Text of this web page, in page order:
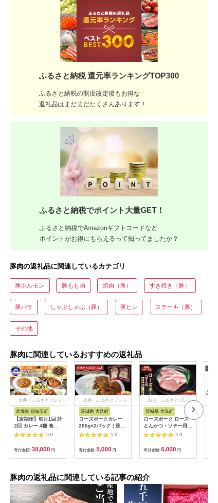
ふるさと納税 還元率ランキングTOP300
ふるさと納税の制度改定後もお得な
返礼品はまだまだたくさんあります！
ふるさと納税でポイント大量GET！
ふるさと納税でAmazonギフトコードなど
ポイントがお得にもらえるって知ってましたか？
豚肉の返礼品に関連しているカテゴリ
豚ホルモン 豚もも肉 焼肉（豚） すき焼き（豚）
豚バラ しゃぶしゃぶ（豚） 豚ヒレ ステーキ（豚）
その他
豚肉に関連しているおすすめの返礼品
出典：ふるさとプレミ
北海道 倶知安町
【定期便】毎月1回 計
2回 カレー 4種 食べ
比べ 8個 中辛 チキン
レッグ スープカレー
レトルト 業務用 北海
道 倶知安町 【定期
便・チキンカレー・ビ
5.0
寄付金額: 38,000 円
出典：ふるさとプレミ
茨城県 大洗町
ローズポークカレー
200g×2パック ( 茨城
県共通返礼品・茨城県
産 ) ブランド豚 豚肉
茨城 ローズポーク カ
レー レトルト レトル
トパウチ レトルトカ
5.0
寄付金額: 5,000 円
出典：ふるさとプレミ
アム
茨城県 大洗町
ローズポーク ロース
とんかつ・ソテー用
約280g (140g×2枚) (
茨城県共通返礼品・茨
城県産 ) ブランド豚
茨城 国産 豚肉 冷凍
とんかつ ソテー
5.0
寄付金額: 6,000 円
豚肉の返礼品に関連している記事の紹介